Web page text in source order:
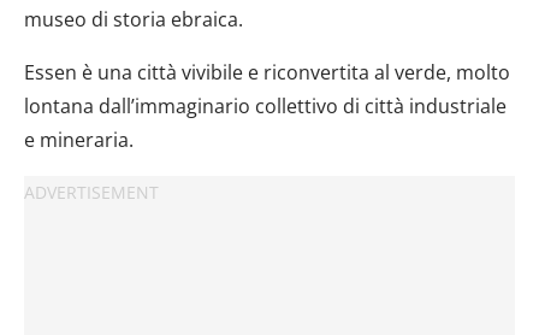
museo di storia ebraica.
Essen è una città vivibile e riconvertita al verde, molto
lontana dall’immaginario collettivo di città industriale
e mineraria.